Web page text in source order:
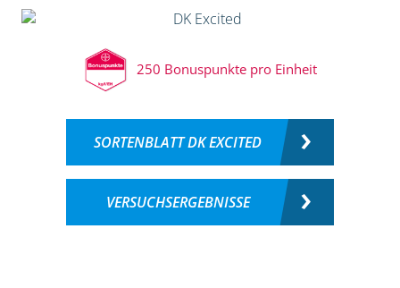
250 Bonuspunkte pro Einheit
SORTENBLATT DK EXCITED
VERSUCHSERGEBNISSE